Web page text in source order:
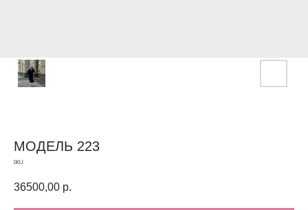
МОДЕЛЬ 223
SKU:
36500,00 р.